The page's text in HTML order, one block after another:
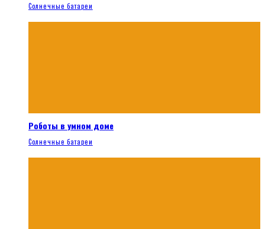
Солнечные батареи
Роботы в умном доме
Солнечные батареи